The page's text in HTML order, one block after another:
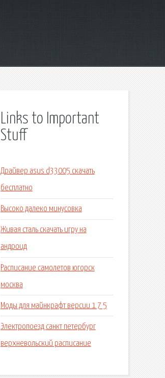
Links to Important
Stuff
Драйвер asus d33005 скачать
бесплатно
Высоко далеко минусовка
Живая сталь скачать игру на
андроид
Расписание самолетов югорск
москва
Моды для майнкрафт версии 1 7 5
Электропоезд санкт петербург
верхневольский расписание